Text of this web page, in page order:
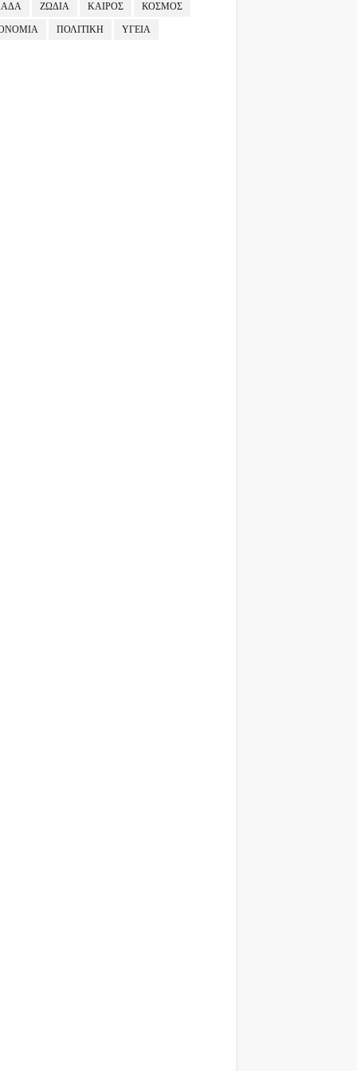
ΖΩΔΙΑ ΚΑΙΡΟΣ ΚΟΣΜΟΣ
ΠΟΛΙΤΙΚΗ ΥΓΕΙΑ